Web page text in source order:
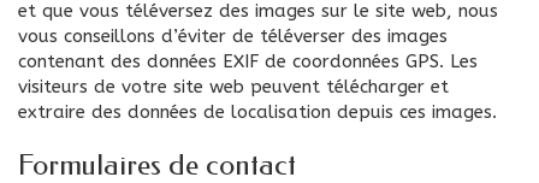
et que vous téléversez des images sur le site web, nous
vous conseillons d’éviter de téléverser des images
contenant des données EXIF de coordonnées GPS. Les
visiteurs de votre site web peuvent télécharger et
extraire des données de localisation depuis ces images.
Formulaires de contact